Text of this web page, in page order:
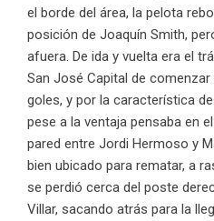
el borde del área, la pelota
posición de Joaquín Smith,
afuera. De ida y vuelta era el
San José Capital de
goles, y por la característica
pese a la ventaja pensaba en
pared entre Jordi Hermoso y
bien ubicado para rematar, a
se perdió cerca del poste
Villar, sacando atrás para la